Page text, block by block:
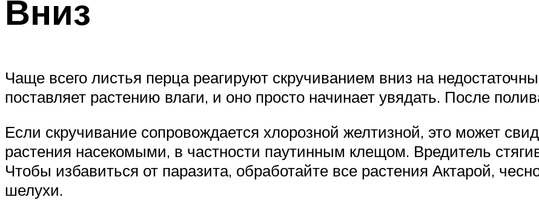
Вниз
Чаще всего листья перца реагируют скручиванием вниз на
поставляет растению влаги, и оно просто начинает увядать. После
Если скручивание сопровождается хлорозной желтизной, это может
растения насекомыми, в частности паутинным клещом. Вредитель
Чтобы избавиться от паразита, обработайте все растения Актарой,
шелухи.